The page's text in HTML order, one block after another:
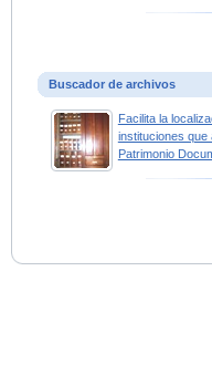
Buscador de archivos
Facilita la
instituciones que
Patrimonio